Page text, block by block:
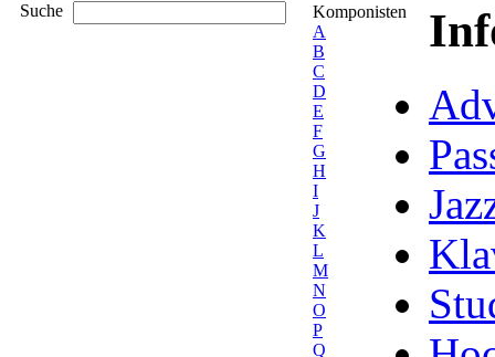
Suche
Komponisten
A
B
C
D
E
F
G
H
I
J
K
L
M
N
O
P
Q